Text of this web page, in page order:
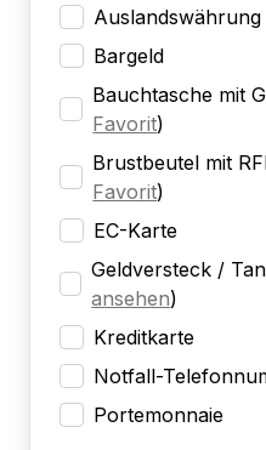
Auslandswährung
Bargeld
Bauchtasche mit
Favorit)
Brustbeutel mit
Favorit)
EC-Karte
Geldversteck /
ansehen)
Kreditkarte
Notfall-
Portemonnaie